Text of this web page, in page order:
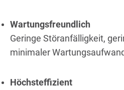
Wartungsfreundlich
Geringe Störanfälligkeit,
minimaler
Höchsteffizient